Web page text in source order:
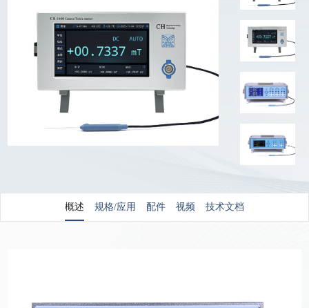
概述 规格/应用 配件 视频 技术文档